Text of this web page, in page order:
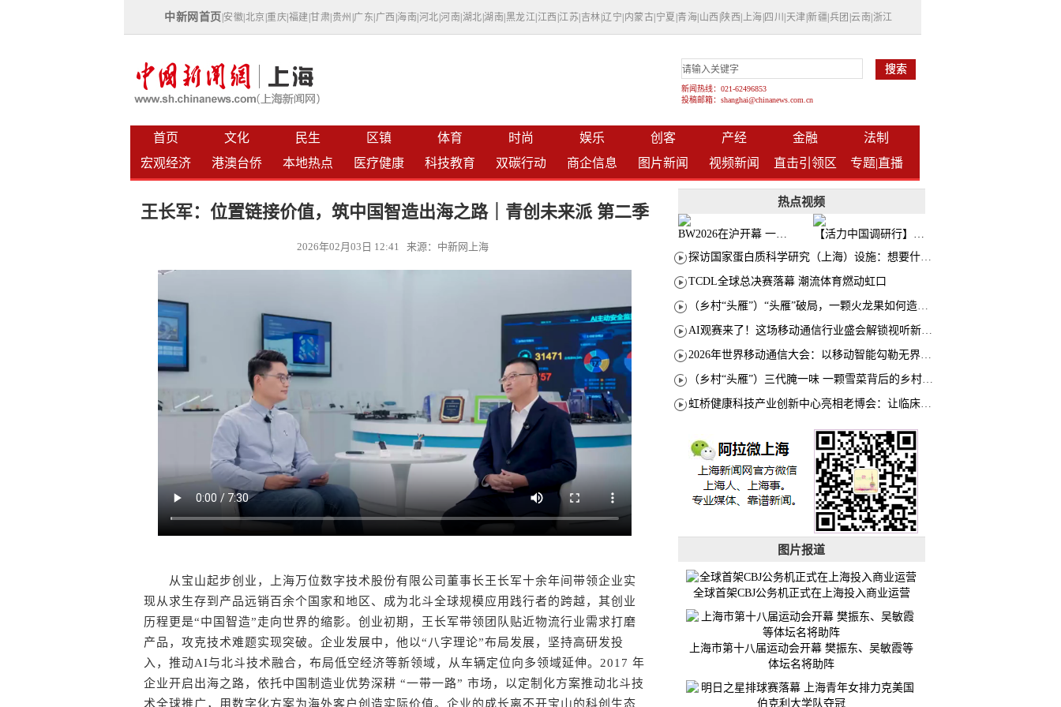
中新网首页 安徽 北京 |重庆 福建 |甘肃 贵州 广东 广西 海南 河北 |河南 湖北 |湖南 黑龙江 江西 江苏 吉林 |辽宁 内蒙古 宁夏 青海 山西 陕西 上海 四川 天津 |新疆 兵团 |云南 浙江
新闻热线：021-62496853
投稿邮箱：shanghai@chinanews.com.cn
首页 文化 民生 区镇 体育 时尚 娱乐 创客 产经 金融
法制
宏观经济
港澳台侨 本地热点 医疗健康 科技教育 双碳行动 商企信息 图片新闻 视频新闻 直击引领区 专题|直播
王长军：位置链接价值，筑中国智造出海之路｜青创未来派 第二季
2026年02月03日 12:41 来源：中新网上海
从宝山起步创业，上海万位数字技术股份有限公司董事长王长军十余年间带领企业实
现从求生存到产品远销百余个国家和地区、成为北斗全球规模应用践行者的跨越，其创业
历程更是“中国智造”走向世界的缩影。创业初期，王长军带领团队贴近物流行业需求打磨
产品，攻克技术难题实现突破。企业发展中，他以“八字理论”布局发展，坚持高研发投
入，推动AI与北斗技术融合，布局低空经济等新领域，从车辆定位向多领域延伸。2017 年
企业开启出海之路，依托中国制造业优势深耕 “一带一路” 市场，以定制化方案推动北斗技
术全球推广，用数字化方案为海外客户创造实际价值。企业的成长离不开宝山的科创生态
热点视频
BW2026在沪开幕 一众次元品牌集中发布全新企划
【活力中国调研行】上海机器人研究院以技术标准撬动长三角智造协同
探访国家蛋白质科学研究（上海）设施：想要什么蛋白 AI直接设计合成
TCDL全球总决赛落幕 潮流体育燃动虹口
（乡村“头雁”）“头雁”破局，一颗火龙果如何造就沪上乡村特色产业化路径
AI观赛来了！这场移动通信行业盛会解锁视听新玩法
2026年世界移动通信大会：以移动智能勾勒无界普惠新愿景
（乡村“头雁”）三代腌一味 一颗雪菜背后的乡村致富经
虹桥健康科技产业创新中心亮相老博会：让临床“需求”定义银发经济新生态
图片报道
全球首架CBJ公务机正式在上海投入商业运营
上海市第十八届运动会开幕 樊振东、吴敏霞等
体坛名将助阵